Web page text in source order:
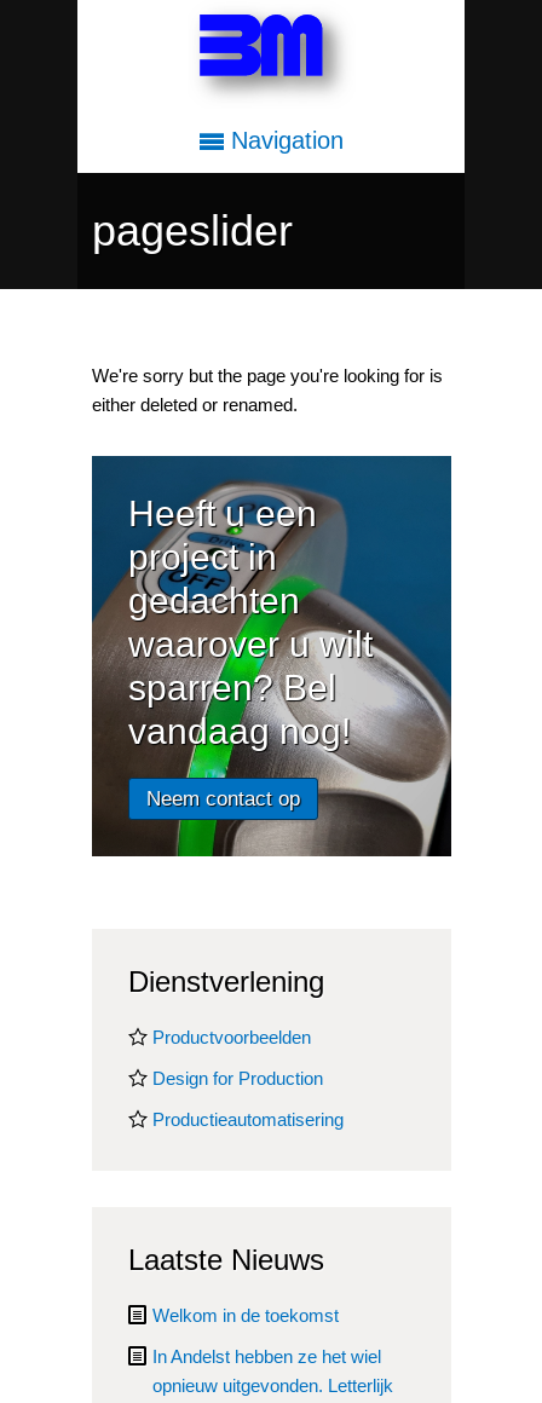
Navigation
pageslider
We're sorry but the page you're looking for is
either deleted or renamed.
Heeft u een
project in
gedachten
waarover u wilt
sparren? Bel
vandaag nog!
Neem contact op
Dienstverlening
Productvoorbeelden
Design for Production
Productieautomatisering
Laatste Nieuws
Welkom in de toekomst
In Andelst hebben ze het wiel
opnieuw uitgevonden. Letterlijk